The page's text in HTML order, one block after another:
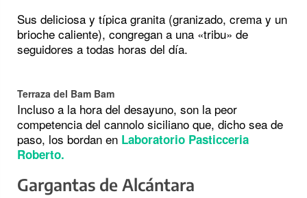
Sus deliciosa y típica granita (granizado, crema y un
brioche caliente), congregan a una «tribu» de
seguidores a todas horas del día.
Terraza del Bam Bam
Incluso a la hora del desayuno, son la peor
competencia del cannolo siciliano que, dicho sea de
paso, los bordan en Laboratorio Pasticceria
Roberto.
Gargantas de Alcántara